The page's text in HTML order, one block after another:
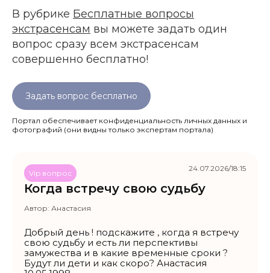
В рубрике Бесплатные вопросы
экстрасенсам вы можете задать один
вопрос сразу всем экстрасенсам
совершенно бесплатно!
Задать вопрос бесплатно
Портал обеспечивает конфиденциальность личных данных и
фотографий (они видны только экспертам портала)
Когда встречу свою судьбу
Vip вопрос
Автор: Анастасия
Добрый день ! подскажите , когда я встречу
свою судьбу и есть ли перспективы
замужества и в какие временные сроки ?
Будут ли дети и как скоро? Анастасия
24.07.2026/18:15